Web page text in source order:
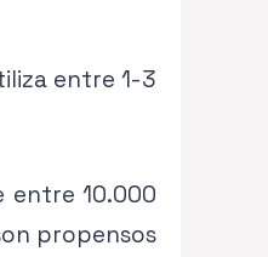
entre 1-3
entre 10.000
propensos